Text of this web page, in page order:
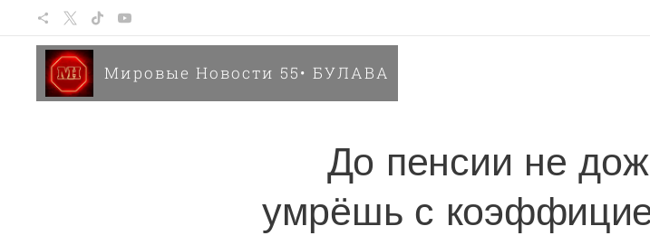
Мировые Новости 55• БУЛАВА
До пенсии не
умрёшь с